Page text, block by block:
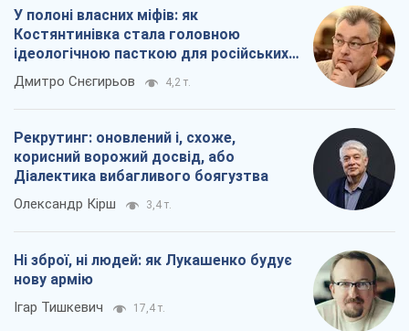
У полоні власних міфів: як
Костянтинівка стала головною
ідеологічною пасткою для російських
окупантів
Дмитро Снєгирьов 4,2 т.
Рекрутинг: оновлений і, схоже,
корисний ворожий досвід, або
Діалектика вибагливого боягузтва
Олександр Кірш 3,4 т.
Ні зброї, ні людей: як Лукашенко будує
нову армію
Ігар Тишкевич 17,4 т.